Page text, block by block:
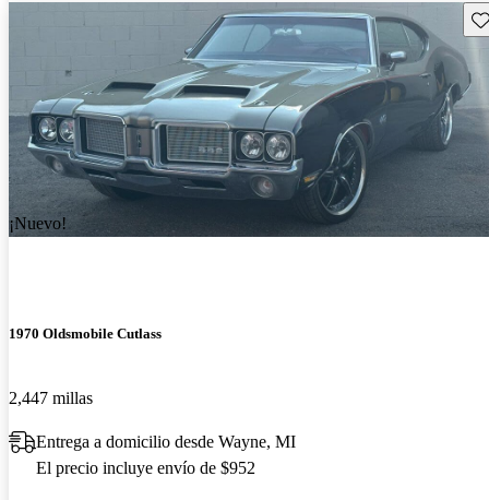
¡Nuevo!
1970 Oldsmobile Cutlass
2,447 millas
Entrega a domicilio desde Wayne, MI
El precio incluye envío de $952